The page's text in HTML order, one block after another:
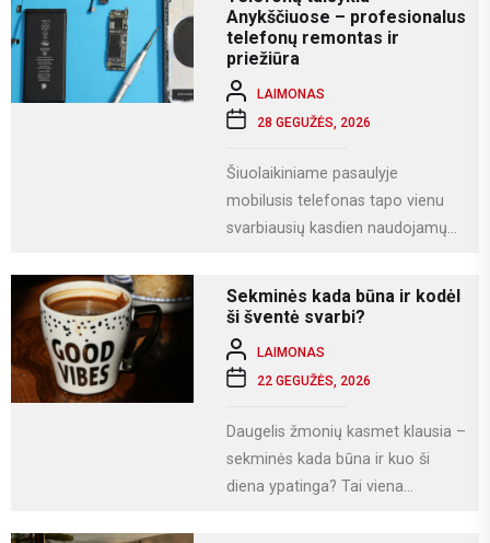
Anykščiuose – profesionalus
telefonų remontas ir
priežiūra
LAIMONAS
28 GEGUŽĖS, 2026
Šiuolaikiniame pasaulyje
mobilusis telefonas tapo vienu
svarbiausių kasdien naudojamų
naudojamės socialiniais...
Sekminės kada būna ir kodėl
ši šventė svarbi?
LAIMONAS
22 GEGUŽĖS, 2026
Daugelis žmonių kasmet klausia –
sekminės kada būna ir kuo ši
diena ypatinga? Tai viena